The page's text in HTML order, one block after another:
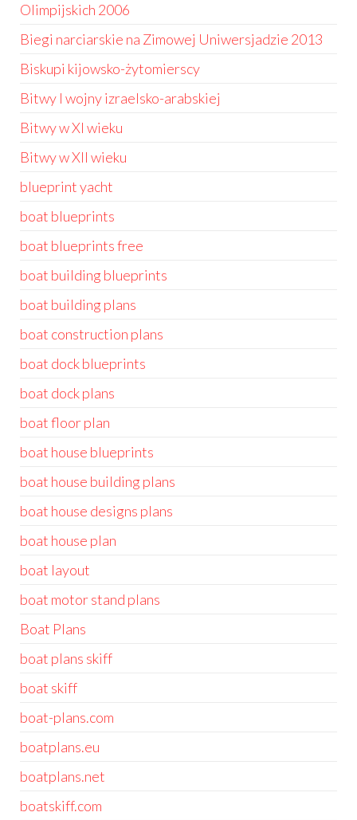
Olimpijskich 2006
Biegi narciarskie na Zimowej Uniwersjadzie 2013
Biskupi kijowsko-żytomierscy
Bitwy I wojny izraelsko-arabskiej
Bitwy w XI wieku
Bitwy w XII wieku
blueprint yacht
boat blueprints
boat blueprints free
boat building blueprints
boat building plans
boat construction plans
boat dock blueprints
boat dock plans
boat floor plan
boat house blueprints
boat house building plans
boat house designs plans
boat house plan
boat layout
boat motor stand plans
Boat Plans
boat plans skiff
boat skiff
boat-plans.com
boatplans.eu
boatplans.net
boatskiff.com